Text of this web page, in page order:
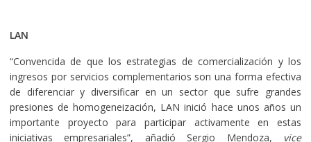
LAN
“Convencida de que los estrategias de comercialización y los
ingresos por servicios complementarios son una forma efectiva
de diferenciar y diversificar en un sector que sufre grandes
presiones de homogeneización, LAN inició hace unos años un
importante proyecto para participar activamente en estas
iniciativas empresariales”, añadió Sergio Mendoza,
vice